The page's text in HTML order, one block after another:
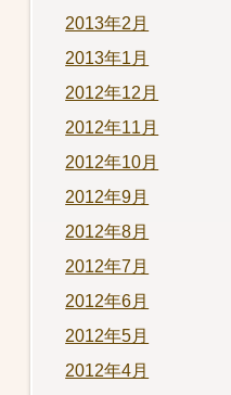
2013年2月
2013年1月
2012年12月
2012年11月
2012年10月
2012年9月
2012年8月
2012年7月
2012年6月
2012年5月
2012年4月